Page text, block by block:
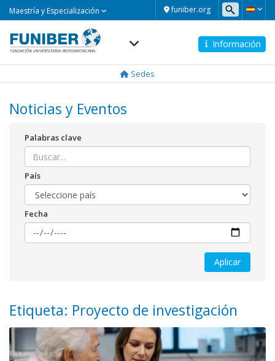
funiber.org
Maestría y Especialización
Información
Sedes
Noticias y Eventos
Palabras clave
País
Fecha
Etiqueta: Proyecto de investigación